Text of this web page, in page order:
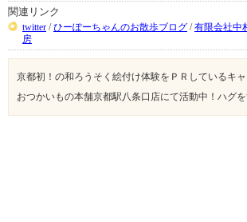
関連リンク
twitter /ひーぽーちゃんのお散歩ブログ /有限会社中
房
京都初！の和ろうそく絵付け体験をＰＲしているキャ
おつかいもの本舗京都駅八条口店にて活動中！ハグ